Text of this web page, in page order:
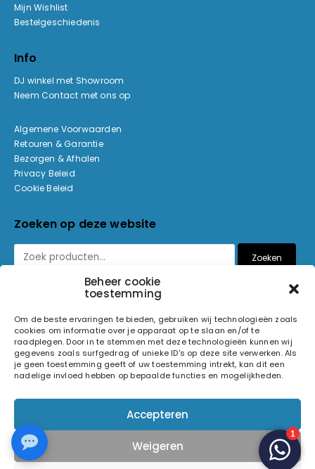
Beheer cookie
toestemming
Om de beste ervaringen te bieden, gebruiken wij technologieën zoals
cookies om informatie over je apparaat op te slaan en/of te
raadplegen. Door in te stemmen met deze technologieën kunnen wij
gegevens zoals surfgedrag of unieke ID's op deze site verwerken. Als
je geen toestemming geeft of uw toestemming intrekt, kan dit een
nadelige invloed hebben op bepaalde functies en mogelijkheden.
Accepteren
Weigeren
Mijn Wishlist
Bestelgeschiedenis
Info
DJ winkel met Showroom
Neem Contact met ons op
Algemene Voorwaarden
Retouren & Garantie
Bezorgen & Afhalen
Privacy Beleid
Cookie Beleid
Zoeken op deze website
Zoeken
© 2026 Light and Sound Factory. Alle rechten voorbehouden.
Volg ons op